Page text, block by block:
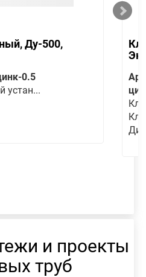
Ду-500,
0.5
устан...
и проекты
труб